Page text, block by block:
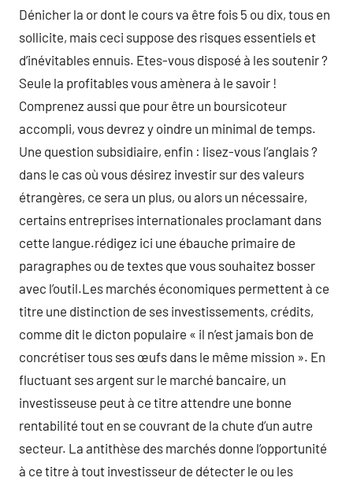
Dénicher la or dont le cours va être fois 5 ou dix, tous en
sollicite, mais ceci suppose des risques essentiels et
d’inévitables ennuis. Etes-vous disposé à les soutenir ?
Seule la profitables vous amènera à le savoir !
Comprenez aussi que pour être un boursicoteur
accompli, vous devrez y oindre un minimal de temps.
Une question subsidiaire, enfin : lisez-vous l’anglais ?
dans le cas où vous désirez investir sur des valeurs
étrangères, ce sera un plus, ou alors un nécessaire,
certains entreprises internationales proclamant dans
cette langue.rédigez ici une ébauche primaire de
paragraphes ou de textes que vous souhaitez bosser
avec l’outil.Les marchés économiques permettent à ce
titre une distinction de ses investissements, crédits,
comme dit le dicton populaire « il n’est jamais bon de
concrétiser tous ses œufs dans le même mission ». En
fluctuant ses argent sur le marché bancaire, un
investisseuse peut à ce titre attendre une bonne
rentabilité tout en se couvrant de la chute d’un autre
secteur. La antithèse des marchés donne l’opportunité
à ce titre à tout investisseur de détecter le ou les